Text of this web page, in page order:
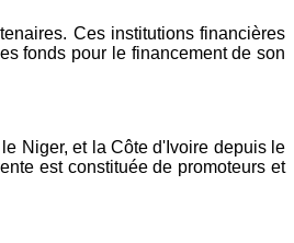
Ces institutions financières
fonds pour le financement de son
Niger, et la Côte d'Ivoire depuis le
est constituée de promoteurs et